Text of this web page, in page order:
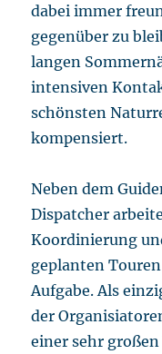
dabei immer
gegenüber zu
langen
intensiven
schönsten
kompensiert.
Neben dem
Dispatcher
Koordinierung
geplanten
Aufgabe. Als
der
einer sehr